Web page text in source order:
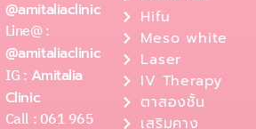
@amitaliaclinic
Line@ :
@amitaliaclinic
IG : Amitalia
Clinic
Call : 061 965
Hifu
Meso white
Laser
IV Therapy
ตาสองชั้น
เสริมคาง